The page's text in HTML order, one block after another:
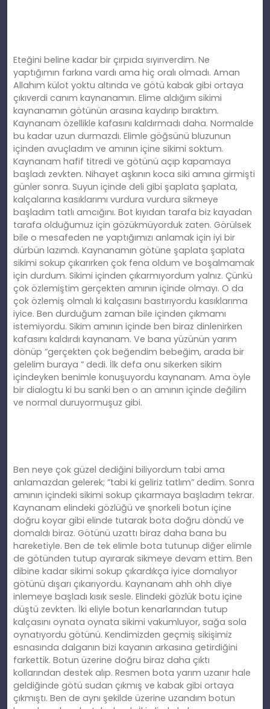
Eteğini beline kadar bir çırpıda sıyırıverdim. Ne
yaptığımın farkına vardı ama hiç oralı olmadı. Aman
Allahım külot yoktu altında ve götü kabak gibi ortaya
çıkıverdi canım kaynanamın. Elime aldığım sikimi
kaynanamın götünün arasına kaydırıp bıraktım.
Kaynanam özellikle kafasını kaldırmadı daha. Normalde
bu kadar uzun durmazdı. Elimle göğsünü bluzunun
içinden avuçladım ve amının içine sikimi soktum.
Kaynanam hafif titredi ve götünü açıp kapamaya
başladı zevkten. Nihayet aşkının koca siki amına girmişti
günler sonra. Suyun içinde deli gibi şaplata şaplata,
kalçalarına kasıklarımı vurdura vurdura sikmeye
başladım tatlı amcığını. Bot kıyıdan tarafa biz kayadan
tarafa olduğumuz için gözükmüyorduk zaten. Görülsek
bile o mesafeden ne yaptığımızı anlamak için iyi bir
dürbün lazımdı. Kaynanamın götüne şaplata şaplata
sikimi sokup çıkarırken çok fena oldum ve boşalmamak
için durdum. Sikimi içinden çıkarmıyordum yalnız. Çünkü
çok özlemiştim gerçekten amının içinde olmayı. O da
çok özlemiş olmalı ki kalçasını bastırıyordu kasıklarıma
iyice. Ben durduğum zaman bile içinden çıkmamı
istemiyordu. Sikim amının içinde ben biraz dinlenirken
kafasını kaldırdı kaynanam. Ve bana yüzünün yarım
dönüp ”gerçekten çok beğendim bebeğim, arada bir
gelelim buraya ” dedi. İlk defa onu sikerken sikim
içindeyken benimle konuşuyordu kaynanam. Ama öyle
bir dialogtu ki bu sanki ben o an amının içinde değilim
ve normal duruyormuşuz gibi.
Ben neye çok güzel dediğini biliyordum tabi ama
anlamazdan gelerek; ”tabi ki geliriz tatlım” dedim. Sonra
amının içindeki sikimi sokup çıkarmaya başladım tekrar.
Kaynanam elindeki gözlüğü ve şnorkeli botun içine
doğru koyar gibi elinde tutarak bota doğru döndü ve
domaldı biraz. Götünü uzattı biraz daha bana bu
hareketiyle. Ben de tek elimle bota tutunup diğer elimle
de götünden tutup ayırarak sikmeye devam ettim. Ben
dibine kadar sikimi sokup çıkardıkça iyice domalıyor
götünü dışarı çıkarıyordu. Kaynanam ahh ohh diye
inlemeye başladı kısık sesle. Elindeki gözlük botu içine
düştü zevkten. İki eliyle botun kenarlarından tutup
kalçasını oynata oynata sikimi vakumluyor, sağa sola
oynatıyordu götünü. Kendimizden geçmiş sikişimiz
esnasında dalganın bizi kayanın arkasına getirdiğini
farkettik. Botun üzerine doğru biraz daha çıktı
kollarından destek alıp. Resmen bota yarım uzanır hale
geldiğinde götü sudan çıkmış ve kabak gibi ortaya
çıkmıştı. Ben de aynı şekilde üzerine uzandım botun